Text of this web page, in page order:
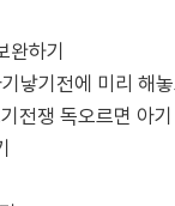
하기
낳기전에 미리 해
전쟁 독오르면 아